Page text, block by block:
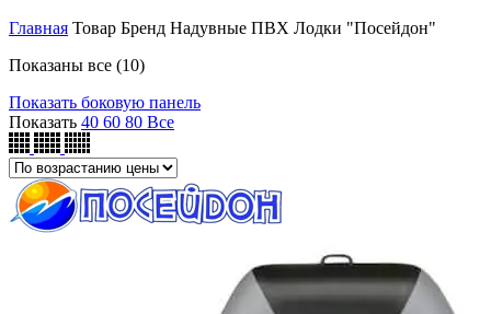
Главная Товар Бренд Надувные ПВХ Лодки "Посейдон"
Показаны все (10)Цены:
возрастанию
Показать боковую панель
Показать 40 60 80 Все